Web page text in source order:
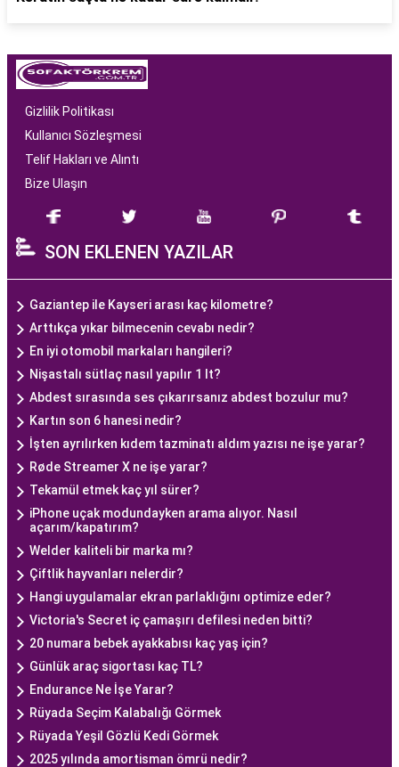
Gizlilik Politikası
Kullanıcı Sözleşmesi
Telif Hakları ve Alıntı
Bize Ulaşın
SON EKLENEN YAZILAR
Gaziantep ile Kayseri arası kaç kilometre?
Arttıkça yıkar bilmecenin cevabı nedir?
En iyi otomobil markaları hangileri?
Nişastalı sütlaç nasıl yapılır 1 lt?
Abdest sırasında ses çıkarırsanız abdest bozulur mu?
Kartın son 6 hanesi nedir?
İşten ayrılırken kıdem tazminatı aldım yazısı ne işe yarar?
Røde Streamer X ne işe yarar?
Tekamül etmek kaç yıl sürer?
iPhone uçak modundayken arama alıyor. Nasıl
açarım/kapatırım?
Welder kaliteli bir marka mı?
Çiftlik hayvanları nelerdir?
Hangi uygulamalar ekran parlaklığını optimize eder?
Victoria's Secret iç çamaşırı defilesi neden bitti?
20 numara bebek ayakkabısı kaç yaş için?
Günlük araç sigortası kaç TL?
Endurance Ne İşe Yarar?
Rüyada Seçim Kalabalığı Görmek
Rüyada Yeşil Gözlü Kedi Görmek
2025 yılında amortisman ömrü nedir?